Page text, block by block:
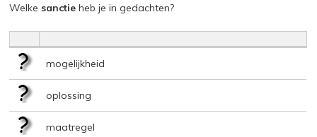
Welke sanctie heb je in gedachten?
mogelijkheid
oplossing
maatregel